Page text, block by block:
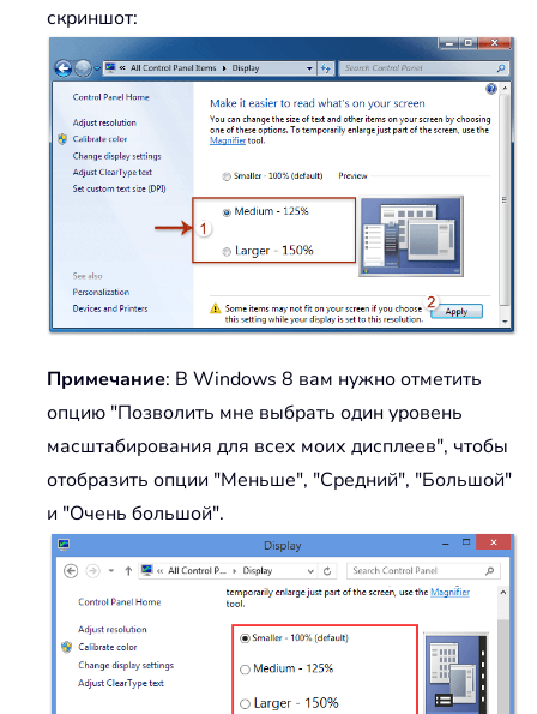
скриншот:
Примечание: В Windows 8 вам нужно отметить
опцию "Позволить мне выбрать один уровень
масштабирования для всех моих дисплеев", чтобы
отобразить опции "Меньше", "Средний", "Большой"
и "Очень большой".